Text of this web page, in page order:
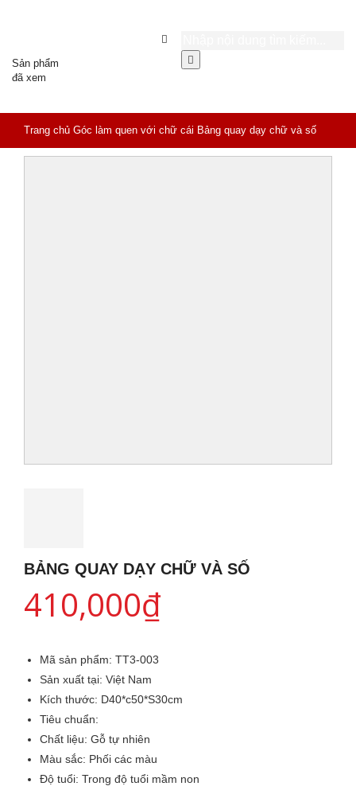
Sản phẩm
đã xem
Trang chủ Góc làm quen với chữ cái Bảng quay dạy chữ và số
BẢNG QUAY DẠY CHỮ VÀ SỐ
410,000₫
Mã sản phẩm: TT3-003
Sản xuất tại: Việt Nam
Kích thước: D40*c50*S30cm
Tiêu chuẩn:
Chất liệu: Gỗ tự nhiên
Màu sắc: Phối các màu
Độ tuổi: Trong độ tuổi mầm non